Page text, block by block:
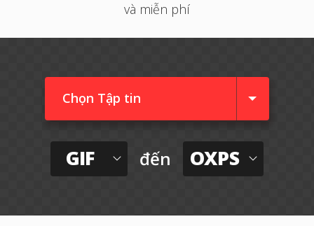
và miễn phí
Chọn Tập tin
GIF đến OXPS